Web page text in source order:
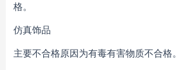
格。
仿真饰品
主要不合格原因为有毒有害物质不合格。